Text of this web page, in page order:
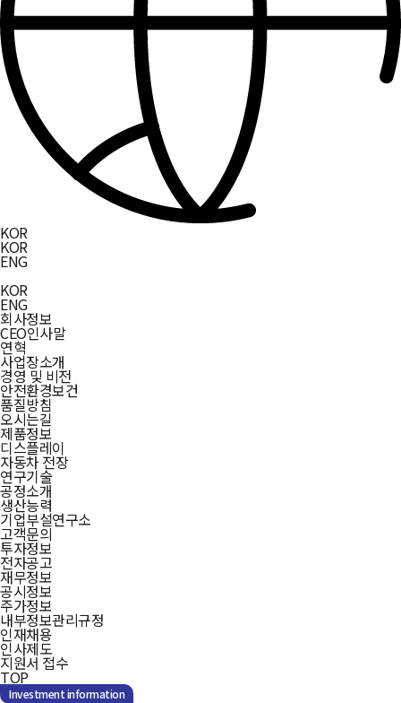
KOR
KOR
ENG
KOR
ENG
회사정보
CEO인사말
연혁
사업장소개
경영 및 비전
안전환경보건
품질방침
오시는길
제품정보
디스플레이
자동차 전장
연구기술
공정소개
생산능력
기업부설연구소
고객문의
투자정보
전자공고
재무정보
공시정보
주가정보
내부정보관리규정
인재채용
인사제도
지원서 접수
TOP
Investment information